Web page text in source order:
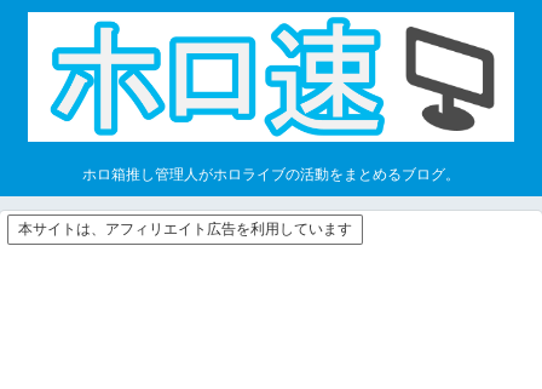
ホロ箱推し管理人がホロライブの活動をまとめるブログ。
本サイトは、アフィリエイト広告を利用しています